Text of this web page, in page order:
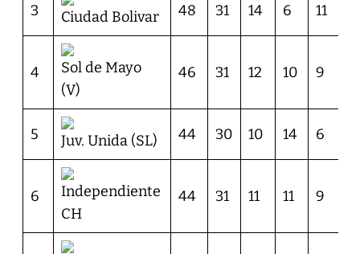
3 Ciudad Bolivar 48 31 14 6 11
4
Sol de Mayo
(V)
46 31 12 10 9
5 Juv. Unida (SL) 44 30 10 14 6
6
Independiente
CH
44 31 11 11 9